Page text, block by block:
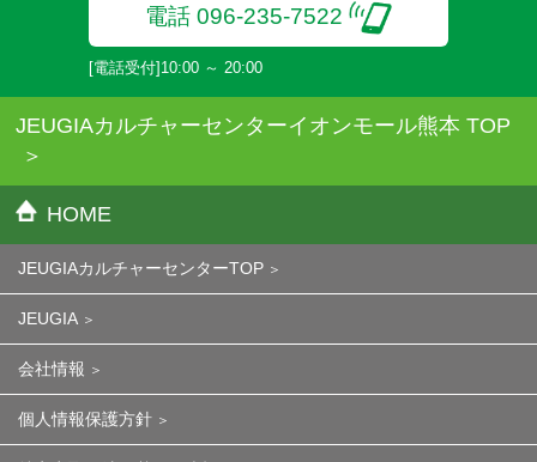
電話 096-235-7522
[電話受付]10:00 ～ 20:00
JEUGIAカルチャーセンターイオンモール熊本 TOP
HOME
JEUGIAカルチャーセンターTOP
JEUGIA
会社情報
個人情報保護方針